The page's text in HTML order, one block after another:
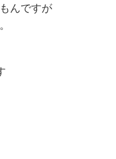
んですが